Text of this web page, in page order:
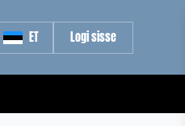
ET Logi sisse